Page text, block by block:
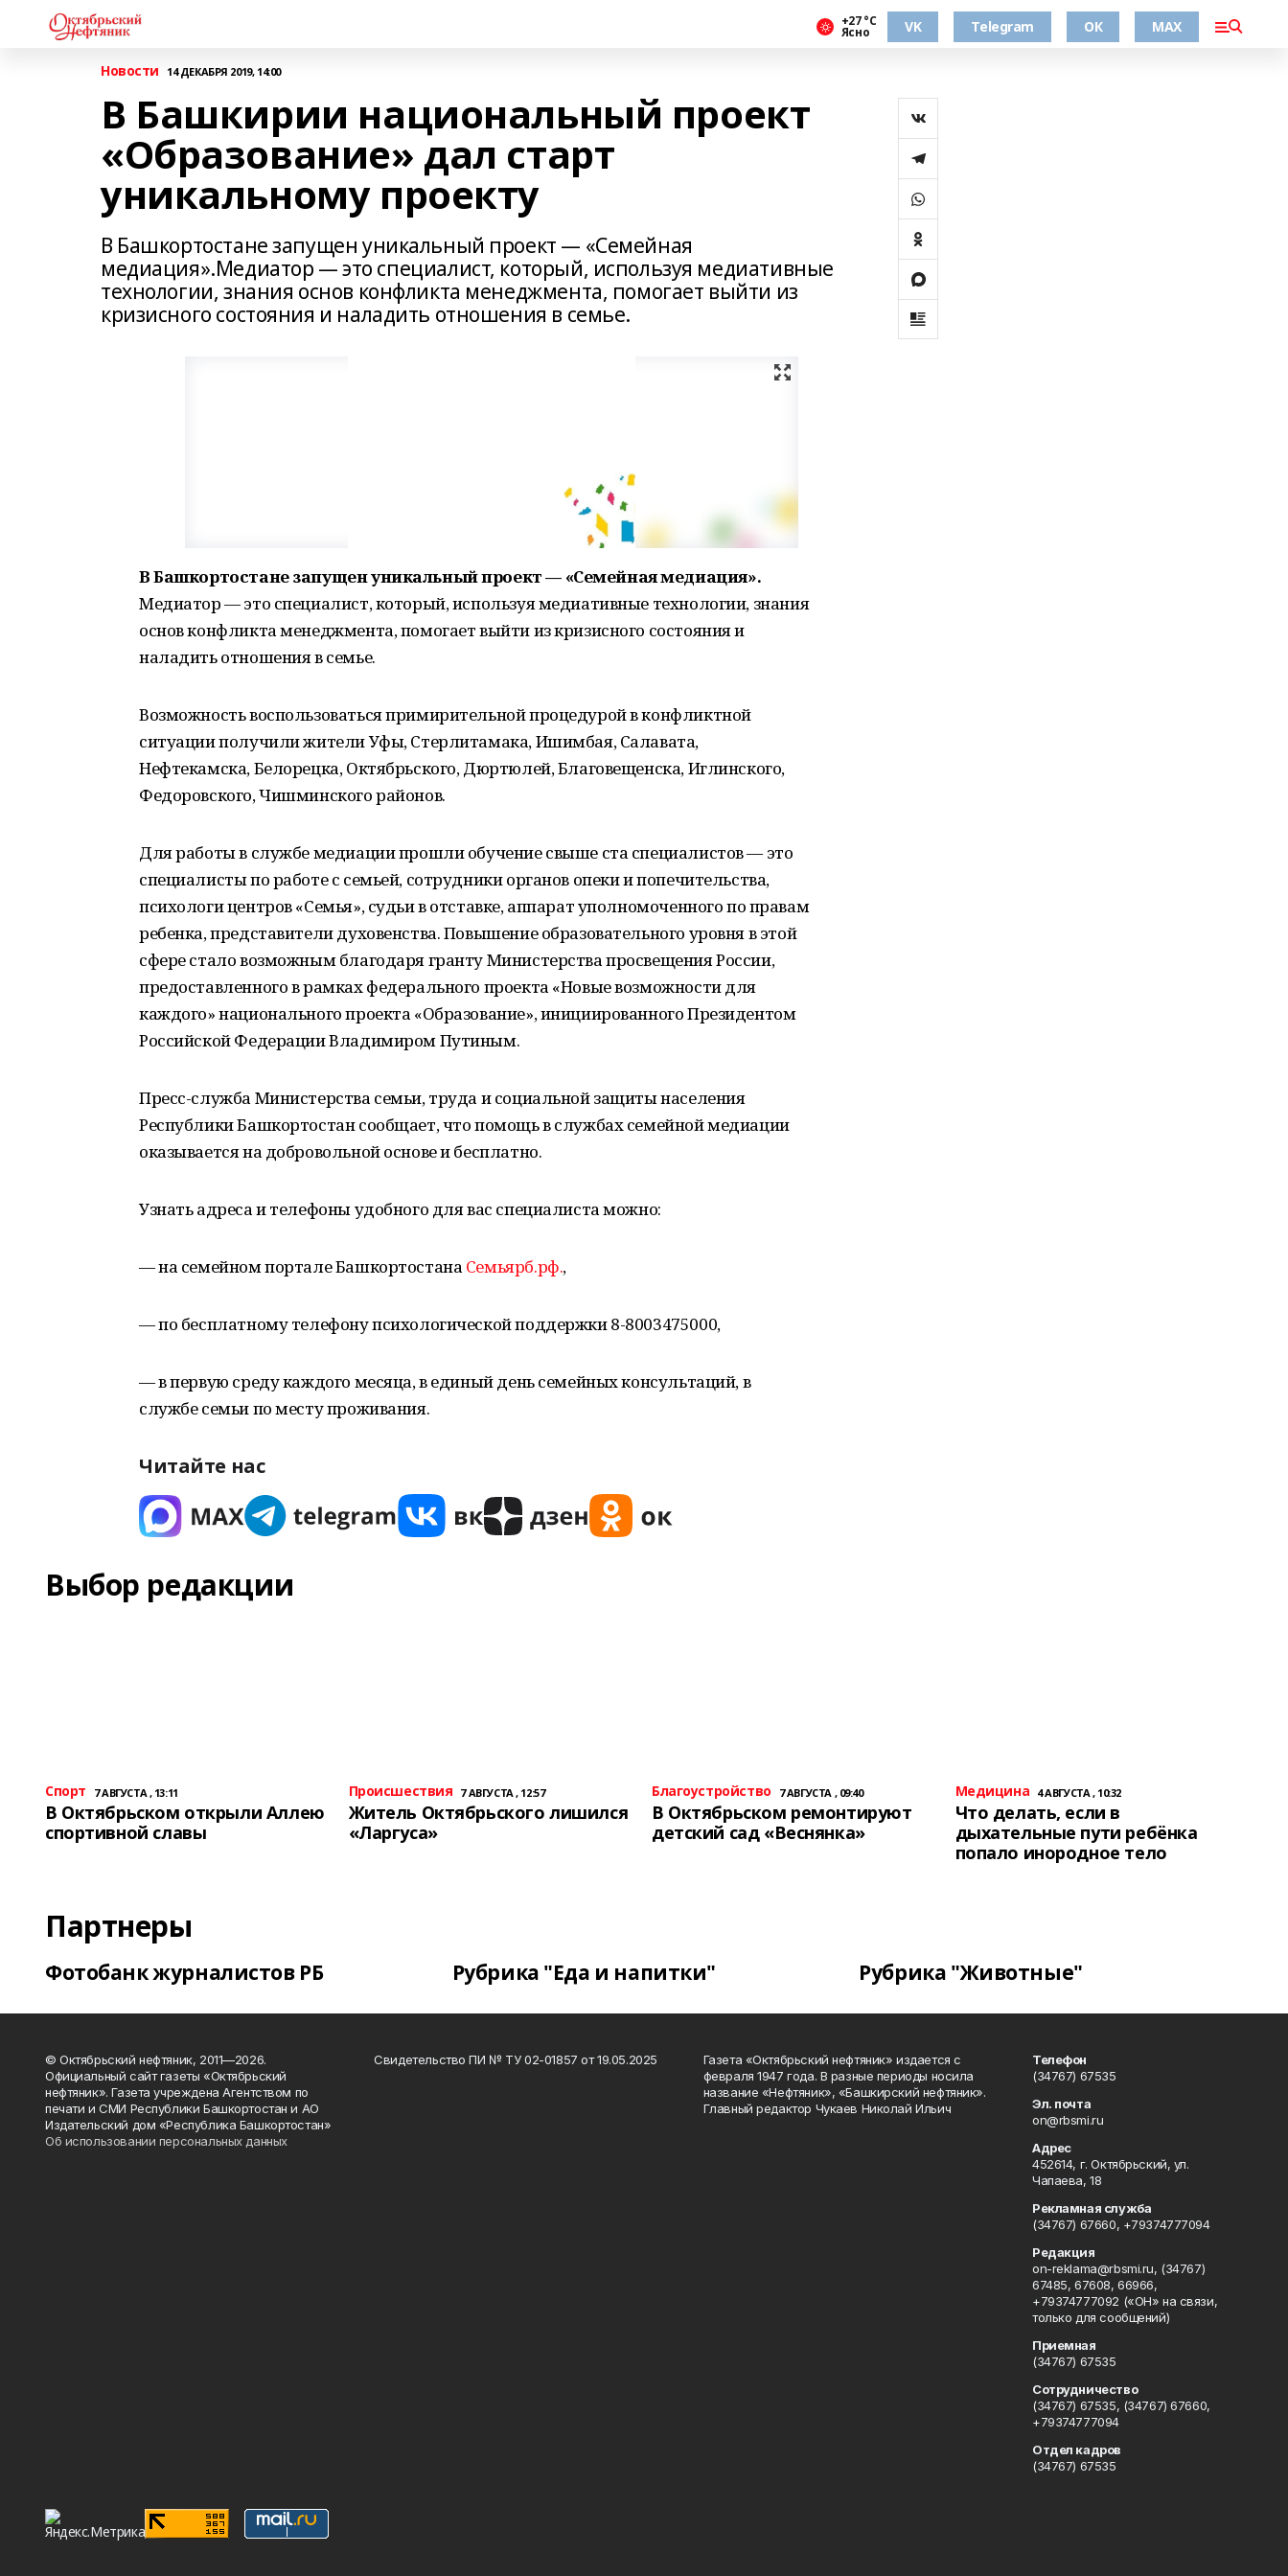
+27 °С
Ясно VK Telegram ОК MAX
Новости 14 ДЕКАБРЯ 2019, 14:00
В Башкирии национальный проект
«Образование» дал старт
уникальному проекту
В Башкортостане запущен уникальный проект — «Семейная
медиация».Медиатор — это специалист, который, используя медиативные
технологии, знания основ конфликта менеджмента, помогает выйти из
кризисного состояния и наладить отношения в семье.
В Башкортостане запущен уникальный проект — «Семейная медиация».
Медиатор — это специалист, который, используя медиативные технологии, знания
основ конфликта менеджмента, помогает выйти из кризисного состояния и
наладить отношения в семье.
Возможность воспользоваться примирительной процедурой в конфликтной
ситуации получили жители Уфы, Стерлитамака, Ишимбая, Салавата,
Нефтекамска, Белорецка, Октябрьского, Дюртюлей, Благовещенска, Иглинского,
Федоровского, Чишминского районов.
Для работы в службе медиации прошли обучение свыше ста специалистов — это
специалисты по работе с семьей, сотрудники органов опеки и попечительства,
психологи центров «Семья», судьи в отставке, аппарат уполномоченного по правам
ребенка, представители духовенства. Повышение образовательного уровня в этой
сфере стало возможным благодаря гранту Министерства просвещения России,
предоставленного в рамках федерального проекта «Новые возможности для
каждого» национального проекта «Образование», инициированного Президентом
Российской Федерации Владимиром Путиным.
Пресс-служба Министерства семьи, труда и социальной защиты населения
Республики Башкортостан сообщает, что помощь в службах семейной медиации
оказывается на добровольной основе и бесплатно.
Узнать адреса и телефоны удобного для вас специалиста можно:
— на семейном портале Башкортостана Семьярб.рф.,
— по бесплатному телефону психологической поддержки 8-8003475000,
— в первую среду каждого месяца, в единый день семейных консультаций, в
службе семьи по месту проживания.
Читайте нас
Выбор редакции
Спорт 7 АВГУСТА , 13:11
В Октябрьском открыли Аллею
спортивной славы
Происшествия 7 АВГУСТА , 12:57
Житель Октябрьского лишился
«Ларгуса»
Благоустройство 7 АВГУСТА , 09:40
В Октябрьском ремонтируют
детский сад «Веснянка»
Медицина 4 АВГУСТА , 10:32
Что делать, если в
дыхательные пути ребёнка
попало инородное тело
Партнеры
Фотобанк журналистов РБ Рубрика "Еда и напитки" Рубрика "Животные"
© Октябрьский нефтяник, 2011—2026.
Официальный сайт газеты «Октябрьский
нефтяник». Газета учреждена Агентством по
печати и СМИ Республики Башкортостан и АО
Издательский дом «Республика Башкортостан»
Об использовании персональных данных
Свидетельство ПИ № ТУ 02-01857 от 19.05.2025
Газета «Октябрьский нефтяник» издается с
февраля 1947 года. В разные периоды носила
название «Нефтяник», «Башкирский нефтяник».
Главный редактор Чукаев Николай Ильич
Телефон
(34767) 67535
Эл. почта
on@rbsmi.ru
Адрес
452614, г. Октябрьский, ул.
Чапаева, 18
Рекламная служба
(34767) 67660, +79374777094
Редакция
on-reklama@rbsmi.ru, (34767)
67485, 67608, 66966,
+79374777092 («ОН» на связи,
только для сообщений)
Приемная
(34767) 67535
Сотрудничество
(34767) 67535, (34767) 67660,
+79374777094
Отдел кадров
(34767) 67535